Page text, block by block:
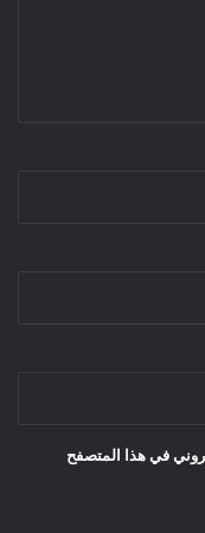
في هذا المتصفح